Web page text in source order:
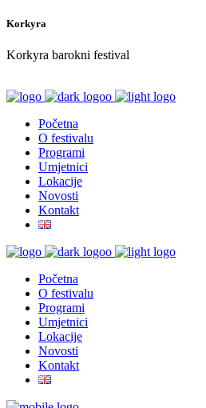
Korkyra
Korkyra barokni festival
Početna
O festivalu
Programi
Umjetnici
Lokacije
Novosti
Kontakt
Početna
O festivalu
Programi
Umjetnici
Lokacije
Novosti
Kontakt